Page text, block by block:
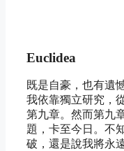
Euclidea
既是自豪，也有遺
我依靠獨立研究，
第九章。然而第九
題，卡至今日。不
破，還是說我將永